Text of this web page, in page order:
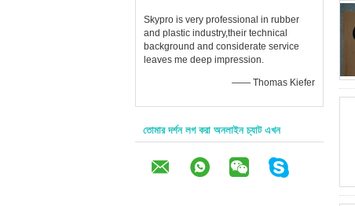
Skypro is very professional in rubber
and plastic industry,their technical
background and considerate service
leaves me deep impression.
—— Thomas Kiefer
তোমার দর্শন লগ করা অনলাইন চ্যাট এখন